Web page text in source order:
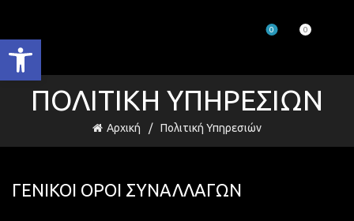
Ανοίξτε τη γραμμή εργαλείων
0 0
ΠΟΛΙΤΙΚΉ ΥΠΗΡΕΣΙΏΝ
Αρχική Πολιτική Υπηρεσιών
ΓΕΝΙΚΟΙ ΟΡΟΙ ΣΥΝΑΛΛΑΓΩΝ